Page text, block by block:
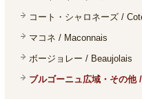
コート・シャロネーズ /
マコネ / Maconnais
ボージョレー / Beaujolais
ブルゴーニュ広域・その